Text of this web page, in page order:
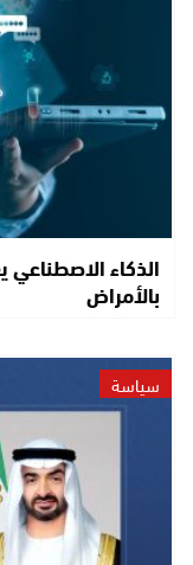
الذكاء
بالأمراض
سياسة